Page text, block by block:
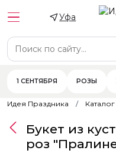
Уфа
1 СЕНТЯБРЯ РОЗЫ
Идея Праздника Каталог
Букет из
роз